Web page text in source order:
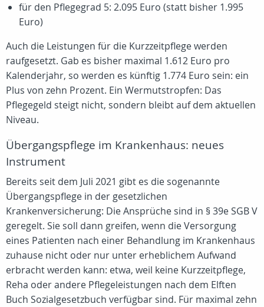
für den Pflegegrad 5: 2.095 Euro (statt bisher 1.995
Euro)
Auch die Leistungen für die Kurzzeitpflege werden
raufgesetzt. Gab es bisher maximal 1.612 Euro pro
Kalenderjahr, so werden es künftig 1.774 Euro sein: ein
Plus von zehn Prozent. Ein Wermutstropfen: Das
Pflegegeld steigt nicht, sondern bleibt auf dem aktuellen
Niveau.
Übergangspflege im Krankenhaus: neues
Instrument
Bereits seit dem Juli 2021 gibt es die sogenannte
Übergangspflege in der gesetzlichen
Krankenversicherung: Die Ansprüche sind in § 39e SGB V
geregelt. Sie soll dann greifen, wenn die Versorgung
eines Patienten nach einer Behandlung im Krankenhaus
zuhause nicht oder nur unter erheblichem Aufwand
erbracht werden kann: etwa, weil keine Kurzzeitpflege,
Reha oder andere Pflegeleistungen nach dem Elften
Buch Sozialgesetzbuch verfügbar sind. Für maximal zehn